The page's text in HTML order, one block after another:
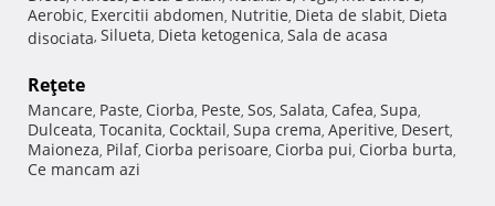
Aerobic, Exercitii abdomen, Nutritie, Dieta de slabit, Dieta
disociata, Silueta, Dieta ketogenica, Sala de acasa
Reţete
Mancare, Paste, Ciorba, Peste, Sos, Salata, Cafea, Supa,
Dulceata, Tocanita, Cocktail, Supa crema, Aperitive, Desert,
Maioneza, Pilaf, Ciorba perisoare, Ciorba pui, Ciorba burta,
Ce mancam azi